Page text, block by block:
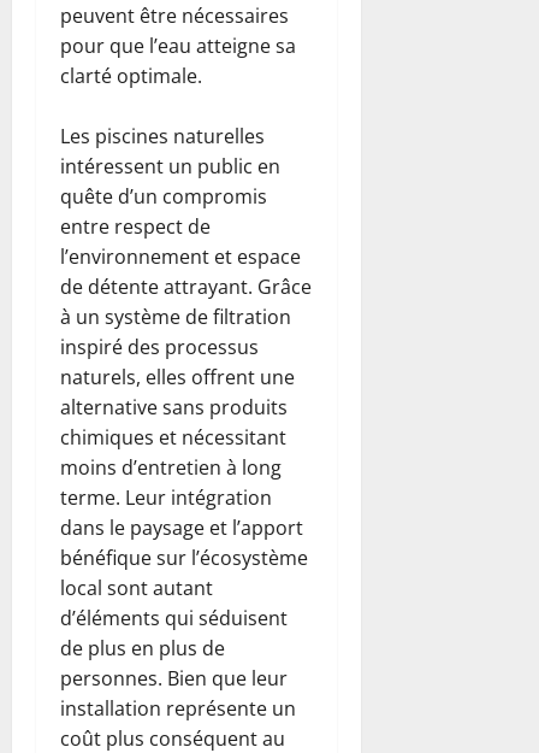
peuvent être nécessaires
pour que l’eau atteigne sa
clarté optimale.
Les piscines naturelles
intéressent un public en
quête d’un compromis
entre respect de
l’environnement et espace
de détente attrayant. Grâce
à un système de filtration
inspiré des processus
naturels, elles offrent une
alternative sans produits
chimiques et nécessitant
moins d’entretien à long
terme. Leur intégration
dans le paysage et l’apport
bénéfique sur l’écosystème
local sont autant
d’éléments qui séduisent
de plus en plus de
personnes. Bien que leur
installation représente un
coût plus conséquent au